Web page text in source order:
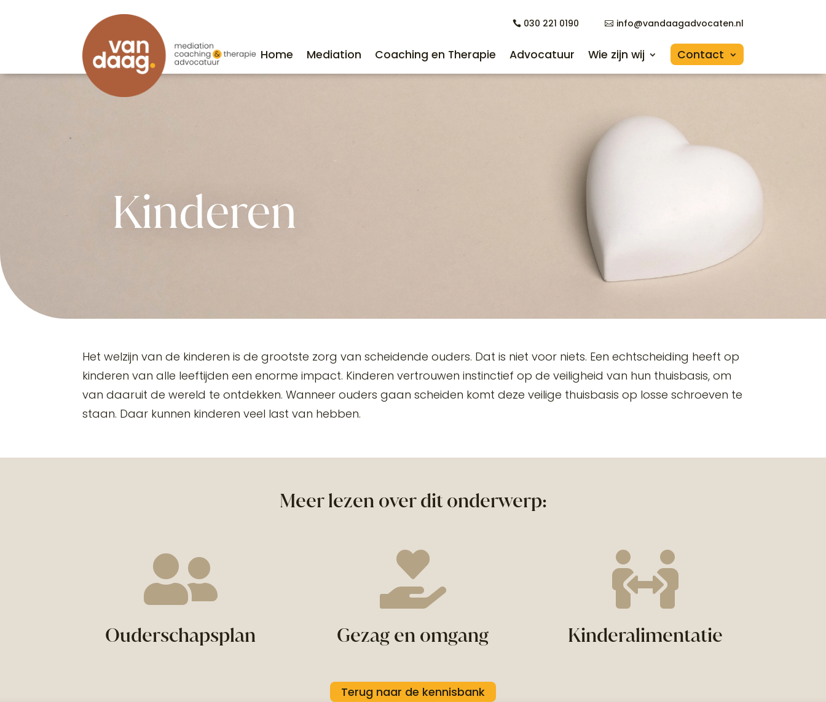
030 221 0190 info@vandaagadvocaten.nl
Home Mediation Coaching en Therapie Advocatuur Wie zijn wij Contact
030 221 0190 info@vandaagadvocaten.nl
Home Mediation Coaching en Therapie Advocatuur Wie zijn wij Contact
Kinderen
Het welzijn van de kinderen is de grootste zorg van scheidende ouders. Dat is niet voor niets. Een echtscheiding heeft op
kinderen van alle leeftijden een enorme impact. Kinderen vertrouwen instinctief op de veiligheid van hun thuisbasis, om
van daaruit de wereld te ontdekken. Wanneer ouders gaan scheiden komt deze veilige thuisbasis op losse schroeven te
staan. Daar kunnen kinderen veel last van hebben.
Meer lezen over dit onderwerp:

Ouderschapsplan

Gezag en omgang

Kinderalimentatie
Terug naar de kennisbank